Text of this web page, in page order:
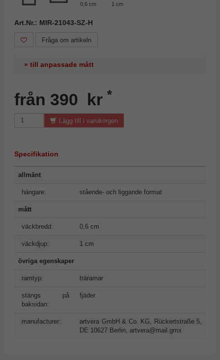
0,6 cm 1 cm
Art.Nr.: MIR-21043-SZ-H
Fråga om artikeln
» till anpassade mått
från 390 kr *
Lägg till i varukorgen
Specifikation
allmänt
hängare: stående- och liggande format
mått
väckbredd: 0,6 cm
väckdjup: 1 cm
övriga egenskaper
ramtyp: träramar
stängs på
baksidan:
fjäder
manufacturer:
artvera GmbH & Co. KG, Rückertstraße 5,
DE 10627 Berlin, artvera@mail.gmx